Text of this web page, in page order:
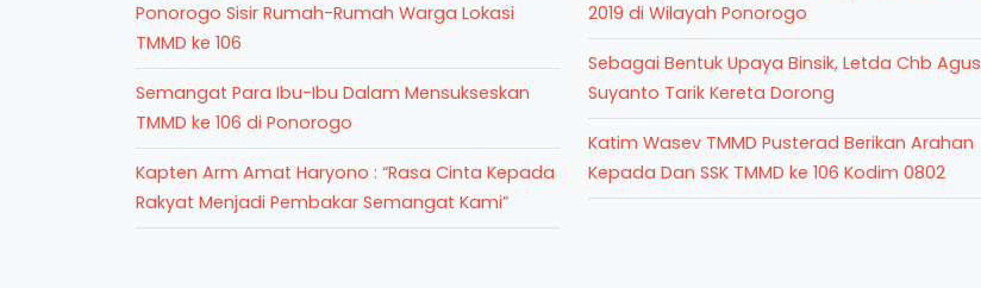
Ponorogo Sisir Rumah-Rumah Warga Lokasi
TMMD ke 106
Semangat Para Ibu-Ibu Dalam Mensukseskan
TMMD ke 106 di Ponorogo
Kapten Arm Amat Haryono : “Rasa Cinta Kepada
Rakyat Menjadi Pembakar Semangat Kami”
2019 di Wilayah Ponorogo
Sebagai Bentuk Upaya Binsik, Letda Chb Agus
Suyanto Tarik Kereta Dorong
Katim Wasev TMMD Pusterad Berikan Arahan
Kepada Dan SSK TMMD ke 106 Kodim 0802